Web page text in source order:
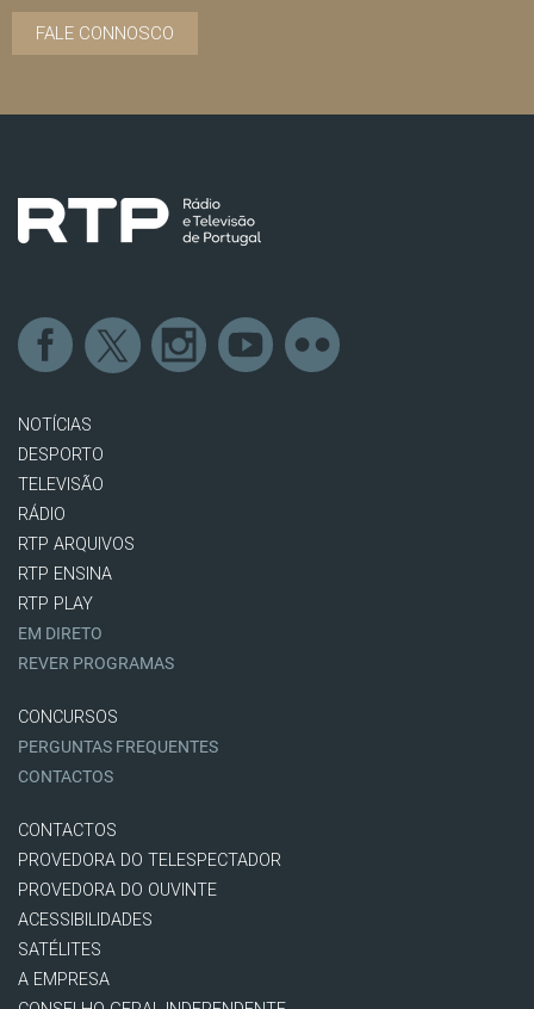
FALE CONNOSCO
NOTÍCIAS
DESPORTO
TELEVISÃO
RÁDIO
RTP ARQUIVOS
RTP ENSINA
RTP PLAY
EM DIRETO
REVER PROGRAMAS
CONCURSOS
PERGUNTAS FREQUENTES
CONTACTOS
CONTACTOS
PROVEDORA DO TELESPECTADOR
PROVEDORA DO OUVINTE
ACESSIBILIDADES
SATÉLITES
A EMPRESA